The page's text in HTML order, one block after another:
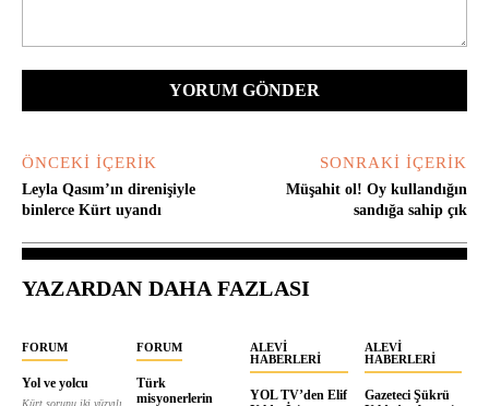
ÖNCEKI İÇERIK
Leyla Qasım’ın direnişiyle
binlerce Kürt uyandı
SONRAKI İÇERIK
Müşahit ol! Oy kullandığın
sandığa sahip çık
YAZARDAN DAHA FAZLASI
FORUM
Yol ve yolcu
Kürt sorunu iki yüzyılı
FORUM
Türk
misyonerlerin
ALEVI
HABERLERI
YOL TV’den Elif
ALEVI
HABERLERI
Gazeteci Şükrü